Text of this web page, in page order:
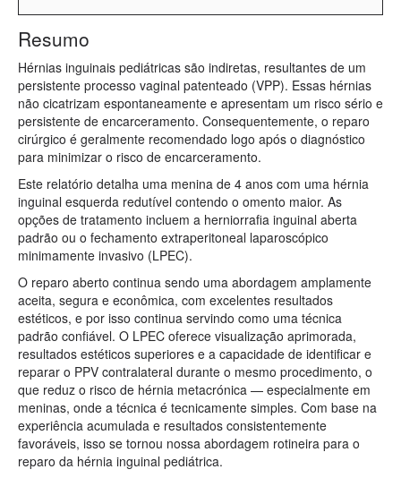
Resumo
Hérnias inguinais pediátricas são indiretas, resultantes de um
persistente processo vaginal patenteado (VPP). Essas hérnias
não cicatrizam espontaneamente e apresentam um risco sério e
persistente de encarceramento. Consequentemente, o reparo
cirúrgico é geralmente recomendado logo após o diagnóstico
para minimizar o risco de encarceramento.
Este relatório detalha uma menina de 4 anos com uma hérnia
inguinal esquerda redutível contendo o omento maior. As
opções de tratamento incluem a herniorrafia inguinal aberta
padrão ou o fechamento extraperitoneal laparoscópico
minimamente invasivo (LPEC).
O reparo aberto continua sendo uma abordagem amplamente
aceita, segura e econômica, com excelentes resultados
estéticos, e por isso continua servindo como uma técnica
padrão confiável. O LPEC oferece visualização aprimorada,
resultados estéticos superiores e a capacidade de identificar e
reparar o PPV contralateral durante o mesmo procedimento, o
que reduz o risco de hérnia metacrónica — especialmente em
meninas, onde a técnica é tecnicamente simples. Com base na
experiência acumulada e resultados consistentemente
favoráveis, isso se tornou nossa abordagem rotineira para o
reparo da hérnia inguinal pediátrica.